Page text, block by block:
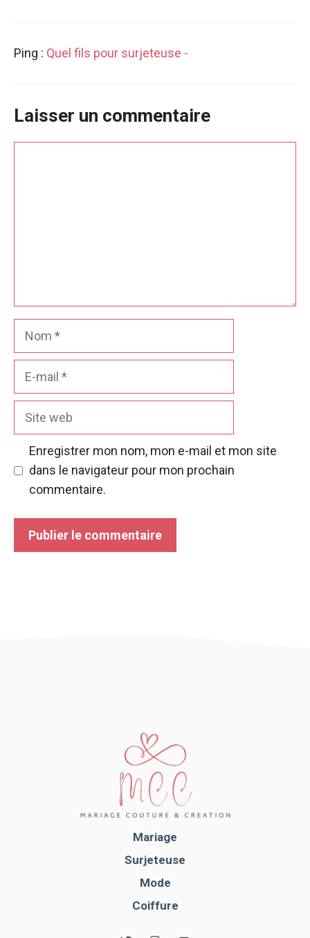
Ping : Quel fils pour surjeteuse -
Laisser un commentaire
Nom
Site
Enregistrer mon nom, mon e-mail et mon site
dans le navigateur pour mon prochain
commentaire.
Mariage
Surjeteuse
Mode
Coiffure